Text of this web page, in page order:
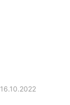
16.10.2022